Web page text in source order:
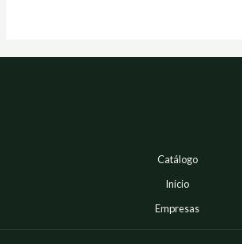
Catálogo
Inicio
Empresas